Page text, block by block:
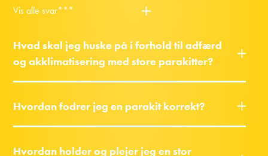
Vis alle svar***
Hvad skal jeg huske på i forhold til adfærd
og akklimatisering med store parakitter?
Hvordan fodrer jeg en parakit korrekt?
Hvordan holder og plejer jeg en stor